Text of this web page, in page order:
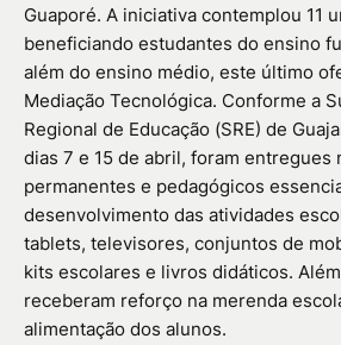
Guaporé. A iniciativa contemplou 11
beneficiando estudantes do ensino
além do ensino médio, este último
Mediação Tecnológica. Conforme a
Regional de Educação (SRE) de
dias 7 e 15 de abril, foram entregues
permanentes e pedagógicos
desenvolvimento das atividades
tablets, televisores, conjuntos de
kits escolares e livros didáticos.
receberam reforço na merenda
alimentação dos alunos.